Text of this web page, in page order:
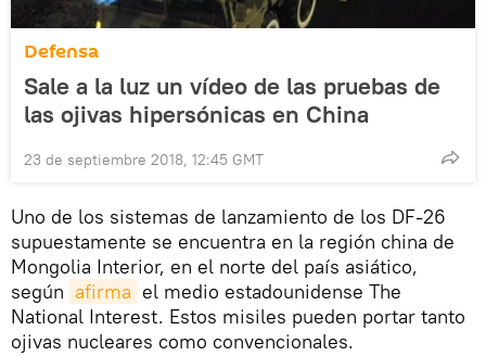
Defensa
Sale a la luz un vídeo de las pruebas de
las ojivas hipersónicas en China
23 de septiembre 2018, 12:45 GMT
Uno de los sistemas de lanzamiento de los DF-26
supuestamente se encuentra en la región china de
Mongolia Interior, en el norte del país asiático,
según afirma el medio estadounidense The
National Interest. Estos misiles pueden portar tanto
ojivas nucleares como convencionales.